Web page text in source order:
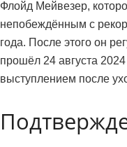
Флойд Мейвезер,
непобеждённым с
года. После этого он
прошёл 24 августа
выступлением после